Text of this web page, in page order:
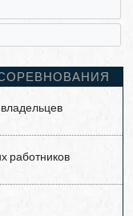
работников